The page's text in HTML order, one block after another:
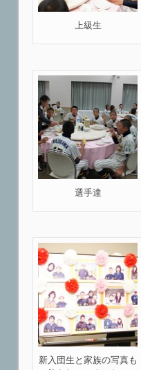
上級生
選手達
新入団生と家族の写真も